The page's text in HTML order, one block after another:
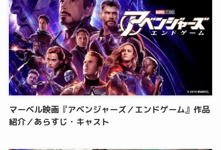
マーベル映画『アベンジャーズ／エンドゲーム』作品
紹介／あらすじ・キャスト